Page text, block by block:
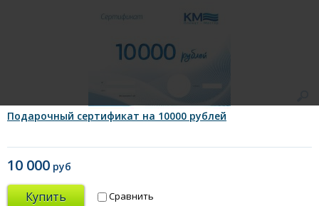
Подарочный сертификат на 10000 рублей
10 000 руб
Купить Сравнить